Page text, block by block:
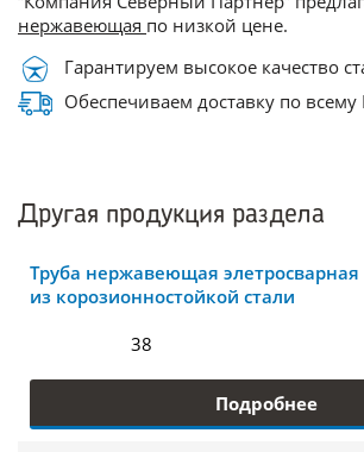
нержавеющая по низкой цене.
Гарантируем высокое качество
Обеспечиваем доставку по всему
Другая продукция раздела
Труба нержавеющая элетросварная
из корозионностойкой стали
38
Подробнее